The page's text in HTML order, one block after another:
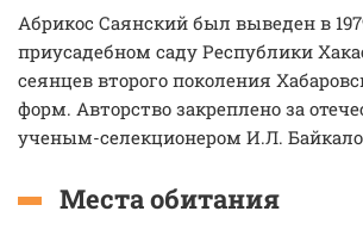
Абрикос Саянский был выведен в
приусадебном саду Республики
сеянцев второго поколения
форм. Авторство закреплено за
ученым-селекционером И.Л.
Места обитания